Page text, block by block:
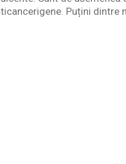
Puțini dintre